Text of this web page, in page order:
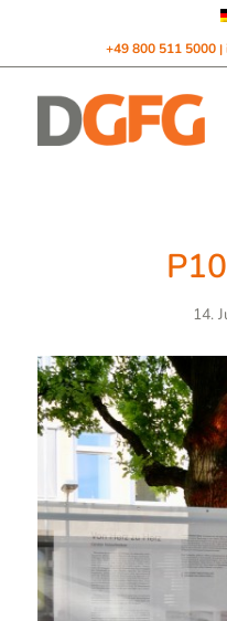
+49 800 511 5000 |
14.